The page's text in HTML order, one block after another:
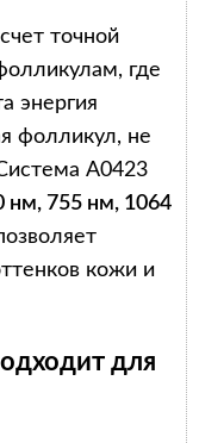
точной
где
энергия
фолликул, не
A0423
755 нм, 1064
кожи и
для